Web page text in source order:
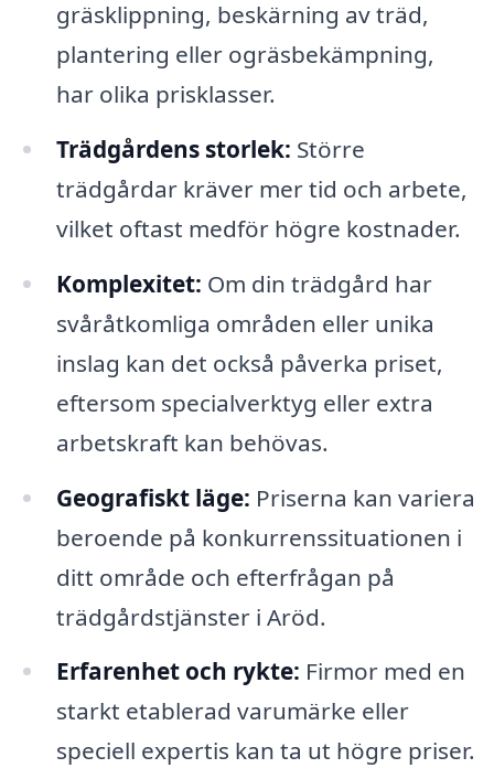
gräsklippning, beskärning av träd,
plantering eller ogräsbekämpning,
har olika prisklasser.
Trädgårdens storlek: Större
trädgårdar kräver mer tid och arbete,
vilket oftast medför högre kostnader.
Komplexitet: Om din trädgård har
svåråtkomliga områden eller unika
inslag kan det också påverka priset,
eftersom specialverktyg eller extra
arbetskraft kan behövas.
Geografiskt läge: Priserna kan variera
beroende på konkurrenssituationen i
ditt område och efterfrågan på
trädgårdstjänster i Aröd.
Erfarenhet och rykte: Firmor med en
starkt etablerad varumärke eller
speciell expertis kan ta ut högre priser.